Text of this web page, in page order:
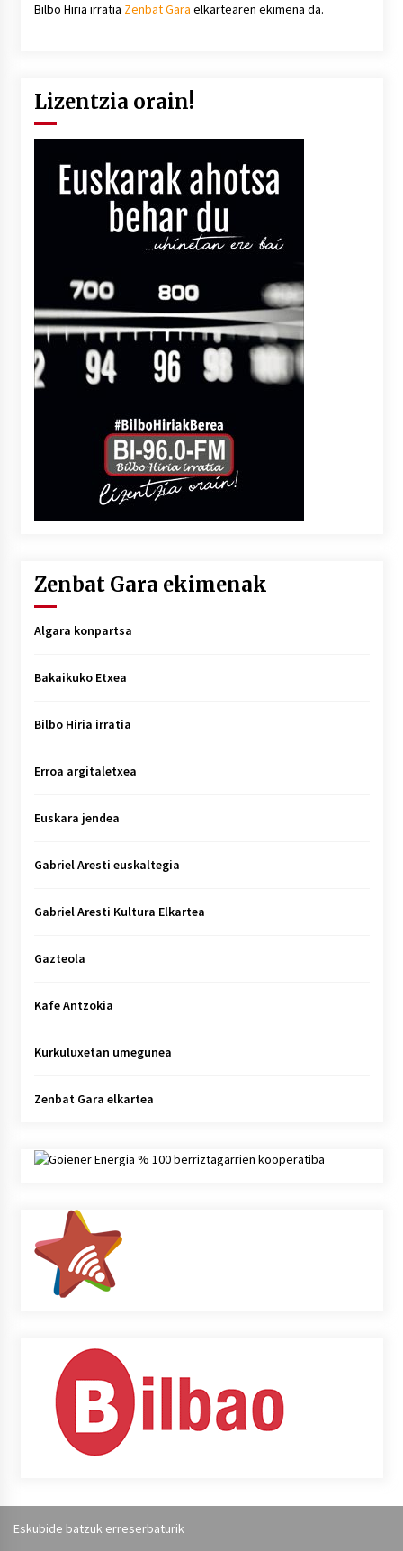
Bilbo Hiria irratia Zenbat Gara elkartearen ekimena da.
Lizentzia orain!
Zenbat Gara ekimenak
Algara konpartsa
Bakaikuko Etxea
Bilbo Hiria irratia
Erroa argitaletxea
Euskara jendea
Gabriel Aresti euskaltegia
Gabriel Aresti Kultura Elkartea
Gazteola
Kafe Antzokia
Kurkuluxetan umegunea
Zenbat Gara elkartea
Eskubide batzuk erreserbaturik